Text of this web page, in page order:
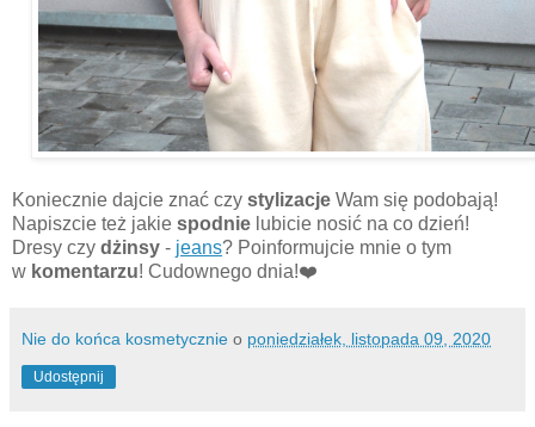
Koniecznie dajcie znać czy stylizacje Wam się podobają!
Napiszcie też jakie spodnie lubicie nosić na co dzień!
Dresy czy dżinsy - jeans? Poinformujcie mnie o tym
w komentarzu! Cudownego dnia!❤️
Nie do końca kosmetycznie o poniedziałek, listopada 09, 2020
Udostępnij